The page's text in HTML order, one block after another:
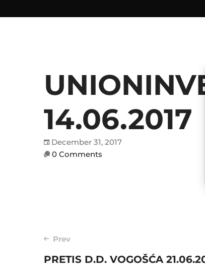
14.06.2017
December 31, 2017
0 Comments
Post
navigation
Prev
PRETIS D.D. VOGOŠĆA